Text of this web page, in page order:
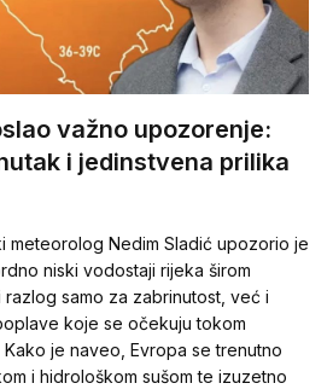
važno upozorenje:
i jedinstvena prilika
meteorolog Nedim Sladić upozorio je
niski vodostaji rijeka širom
samo za zabrinutost, već i
koje se očekuju tokom
je naveo, Evropa se trenutno
i hidrološkom sušom te izuzetno